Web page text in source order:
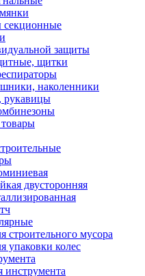
секционные
защиты
щитки
наколенники
рукавицы
двусторонняя
строительного мусора
упаковки колес
инструмента